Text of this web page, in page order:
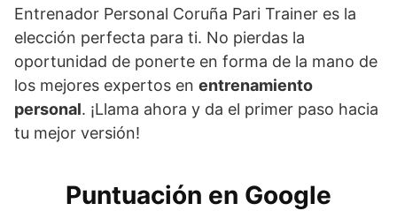
Entrenador Personal Coruña Pari Trainer es la
elección perfecta para ti. No pierdas la
oportunidad de ponerte en forma de la mano de
los mejores expertos en entrenamiento
personal. ¡Llama ahora y da el primer paso hacia
tu mejor versión!
Puntuación en Google